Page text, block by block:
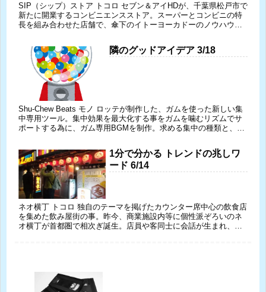
SIP（シップ）ストア トコロ セブン＆アイHDが、千葉県松戸市で
新たに開業するコンビニエンスストア。スーパーとコンビニの特
長を組み合わせた店舗で、傘下のイトーヨーカドーのノウハウを
隣のグッドアイデア 3/18
Shu-Chew Beats モノ ロッテが制作した、ガムを使った新しい集
中専用ツール。集中効果を最大化する事をガムを噛むリズムでサ
ポートする為に、ガム専用BGMを制作。求める集中の種類と、そ
1分で分かる トレンドの兆しワ
ード 6/14
ネオ横丁 トコロ 独自のテーマを掲げたカウンター席中心の飲食店
を集めた飲み屋街の事。昨今、商業施設内等に個性派ぞろいのネ
オ横丁が首都圏で相次ぎ誕生。店員や客同士に会話が生まれ、地